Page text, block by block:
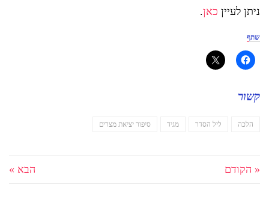
ניתן לעיין כאן.
שתף
קשור
הלכה ליל הסדר מגיד סיפור יציאת מצרים
« הקודם הבא »